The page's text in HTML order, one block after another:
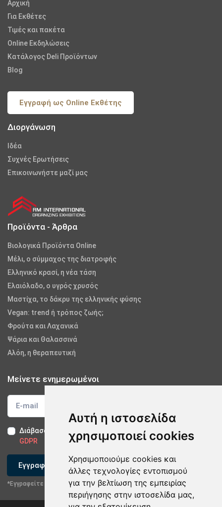
Αυτή η ιστοσελίδα
χρησιμοποιεί cookies
Χρησιμοποιούμε cookies και
άλλες τεχνολογίες εντοπισμού
για την βελτίωση της εμπειρίας
περιήγησης στην ιστοσελίδα μας,
Αρχική
Για Εκθέτες
Τιμές και πακέτα
Online Εκδηλώσεις
Κατάλογος Deli Προϊόντων
Blog
Εγγραφή ως Online Εκθέτης
Διοργάνωση
Iδέα
Συχνές Ερωτήσεις
Επικοινωνήστε μαζί μας
Προϊόντα - Άρθρα
Βιολογικά Προϊόντα Online
Μέλι, ο σύμμαχος της διατροφής
Ελληνικό κρασί, η νέα τάση
Ελαιόλαδο, ο υγρός χρυσός
Μαστίχα, το δάκρυ της ελληνικής φύσης
Vegan: trend ή τρόπος ζωής;
Φρούτα και Λαχανικά
Ψάρια και Θαλασσινά
Αλόη, η θεραπευτική
Μείνετε ενημερωμένοι
Διάβασα και αποδέχομαι τους Όρους Χρήσης -
Δήλωση
GDPR
Εγγραφείτε
*Εγγραφείτε στο newsletter μας